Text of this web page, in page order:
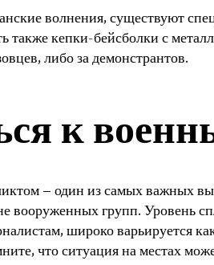
волнения, существуют
также кепки-бейсболки с
либо за демонстрантов.
к
– один из самых важных
вооруженных групп. Уровень
широко варьируется
что ситуация на местах